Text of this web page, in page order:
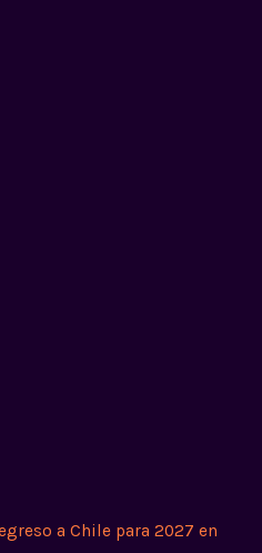
a Chile para 2027 en